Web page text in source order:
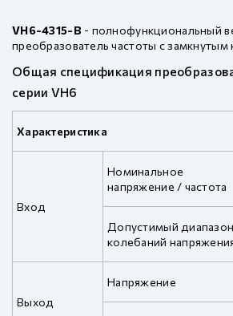
VH6-4315-B - полнофункциональный
преобразователь частоты с замкнутым
Общая спецификация
серии VH6
Характеристика
Вход
Номинальное
напряжение / частота
Допустимый диапазон
колебаний
Выход
Напряжение